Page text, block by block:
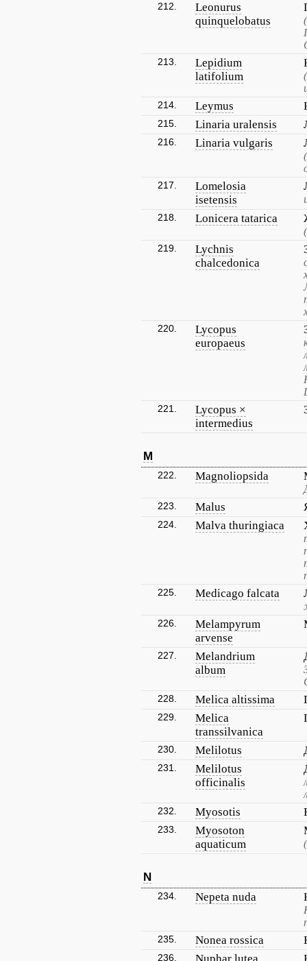
212.
Leonurus
quinquelobatus
213.
Lepidium
latifolium
214. Leymus
215. Linaria uralensis
216. Linaria vulgaris
217.
Lomelosia
isetensis
218. Lonicera tatarica
219.
Lychnis
chalcedonica
220.
Lycopus
europaeus
221.
Lycopus ×
intermedius
M
222. Magnoliopsida
223. Malus
224. Malva thuringiaca
225. Medicago falcata
226.
Melampyrum
arvense
227.
Melandrium
album
228. Melica altissima
229.
Melica
transsilvanica
230. Melilotus
231.
Melilotus
officinalis
232. Myosotis
233.
Myosoton
aquaticum
N
234. Nepeta nuda
235. Nonea rossica
236.